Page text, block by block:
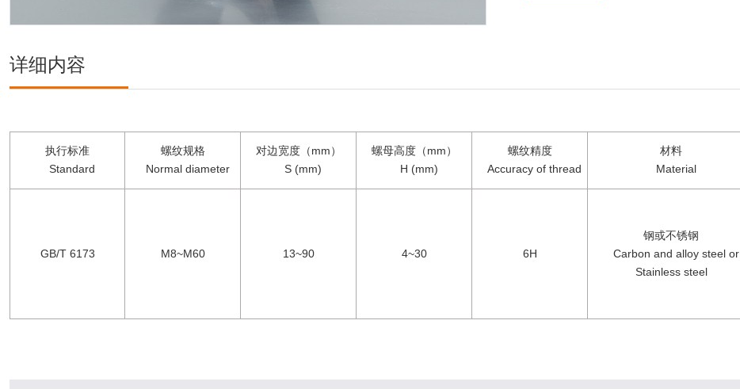
详细内容
执行标准
Standard
螺纹规格
Normal diameter
对边宽度（mm）
S (mm)
螺母高度（mm）
H (mm)
螺纹精度
Accuracy of thread
材料
Material
GB/T 6173 M8~M60 13~90 4~30 6H
钢或不锈钢
Carbon and alloy steel or
Stainless steel